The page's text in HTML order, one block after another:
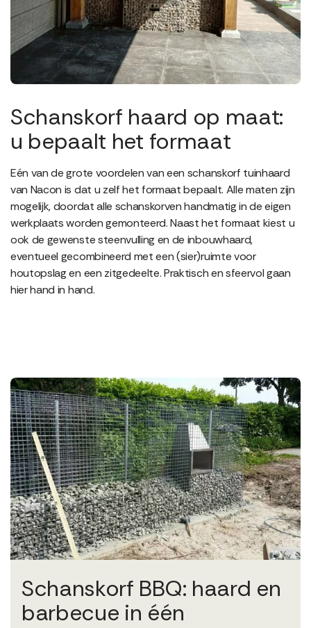
Schanskorf haard op maat:
u bepaalt het formaat
Eén van de grote voordelen van een schanskorf tuinhaard
van Nacon is dat u zelf het formaat bepaalt. Alle maten zijn
mogelijk, doordat alle schanskorven handmatig in de eigen
werkplaats worden gemonteerd. Naast het formaat kiest u
ook de gewenste steenvulling en de inbouwhaard,
eventueel gecombineerd met een (sier)ruimte voor
houtopslag en een zitgedeelte. Praktisch en sfeervol gaan
hier hand in hand.
Schanskorf BBQ: haard en
barbecue in één